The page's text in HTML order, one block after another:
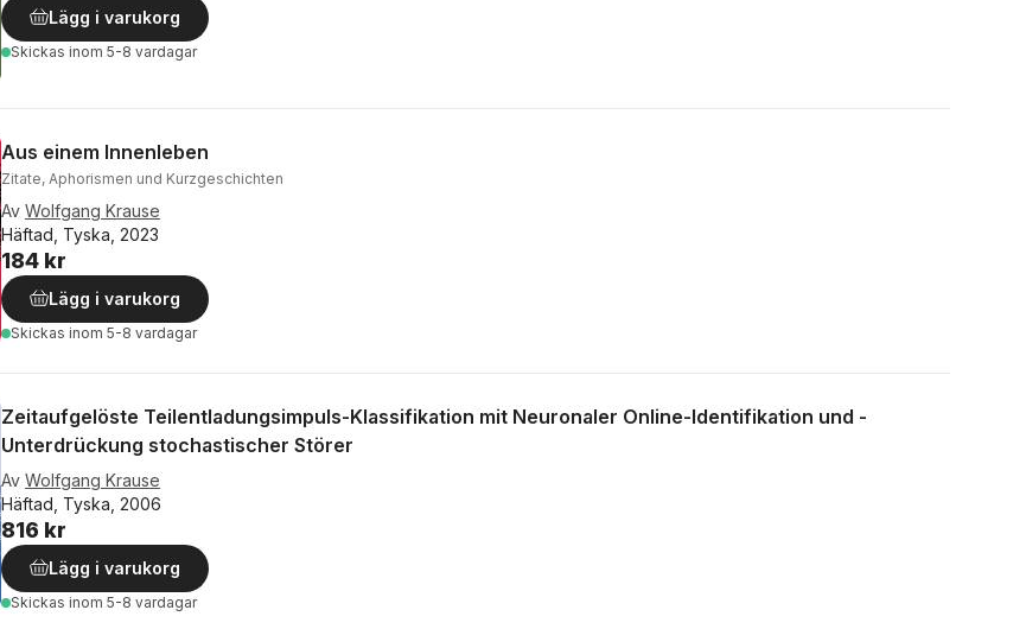
Lägg i varukorg
Skickas inom 5-8 vardagar
Aus einem Innenleben
Zitate, Aphorismen und Kurzgeschichten
Av Wolfgang Krause
Häftad, Tyska, 2023
184 kr
Lägg i varukorg
Skickas inom 5-8 vardagar
Zeitaufgelöste Teilentladungsimpuls-Klassifikation mit Neuronaler Online-Identifikation und -
Unterdrückung stochastischer Störer
Av Wolfgang Krause
Häftad, Tyska, 2006
816 kr
Lägg i varukorg
Skickas inom 5-8 vardagar